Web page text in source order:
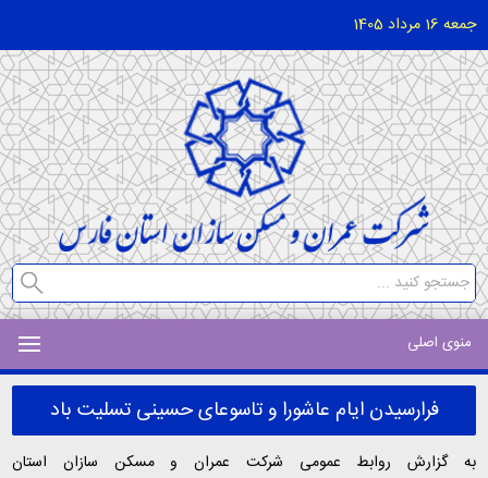
جمعه 16 مرداد 1405
منوی اصلی
فرارسیدن ایام عاشورا و تاسوعای حسینی تسلیت باد
به گزارش روابط عمومی شرکت عمران و مسکن سازان استان